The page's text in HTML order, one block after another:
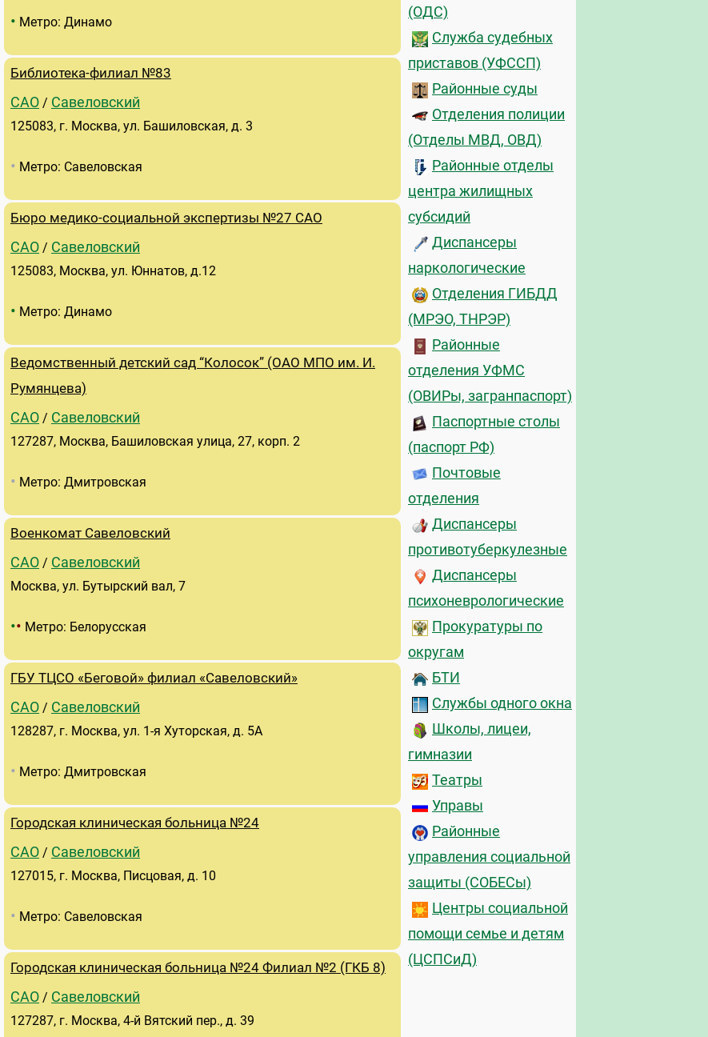
• Метро: Динамо
Библиотека-филиал №83
САО / Савеловский
125083, г. Москва, ул. Башиловская, д. 3
• Метро: Савеловская
Бюро медико-социальной экспертизы №27 САО
САО / Савеловский
125083, Москва, ул. Юннатов, д.12
• Метро: Динамо
Ведомственный детский сад “Колосок” (ОАО МПО им. И.
Румянцева)
САО / Савеловский
127287, Москва, Башиловская улица, 27, корп. 2
• Метро: Дмитровская
Военкомат Савеловский
САО / Савеловский
Москва, ул. Бутырский вал, 7
•• Метро: Белорусская
ГБУ ТЦСО «Беговой» филиал «Савеловский»
САО / Савеловский
128287, г. Москва, ул. 1-я Хуторская, д. 5А
• Метро: Дмитровская
Городская клиническая больница №24
САО / Савеловский
127015, г. Москва, Писцовая, д. 10
• Метро: Савеловская
Городская клиническая больница №24 Филиал №2 (ГКБ 8)
САО / Савеловский
127287, г. Москва, 4-й Вятский пер., д. 39
(ОДС)
Служба судебных
приставов (УФССП)
Районные суды
Отделения полиции
(Отделы МВД, ОВД)
Районные отделы
центра жилищных
субсидий
Диспансеры
наркологические
Отделения ГИБДД
(МРЭО, ТНРЭР)
Районные
отделения УФМС
(ОВИРы, загранпаспорт)
Паспортные столы
(паспорт РФ)
Почтовые
отделения
Диспансеры
противотуберкулезные
Диспансеры
психоневрологические
Прокуратуры по
округам
БТИ
Службы одного окна
Школы, лицеи,
гимназии
Театры
Управы
Районные
управления социальной
защиты (СОБЕСы)
Центры социальной
помощи семье и детям
(ЦСПСиД)